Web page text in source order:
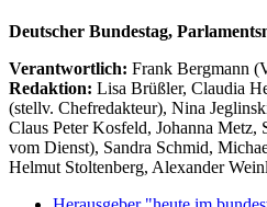
Deutscher Bundestag,
Verantwortlich: Frank Bergmann
Redaktion: Lisa Brüßler, Claudia
(stellv. Chefredakteur), Nina
Claus Peter Kosfeld, Johanna Metz,
vom Dienst), Sandra Schmid,
Helmut Stoltenberg, Alexander